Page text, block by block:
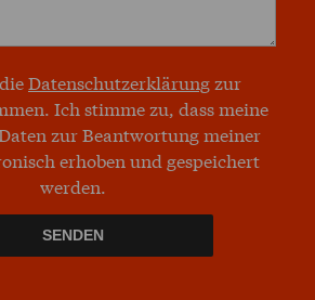
Daten­schutz­erklä­rungzur
Ich stimme zu, dass meine
zur Beantwortung meiner
erhoben und gespeichert
werden.
SENDEN